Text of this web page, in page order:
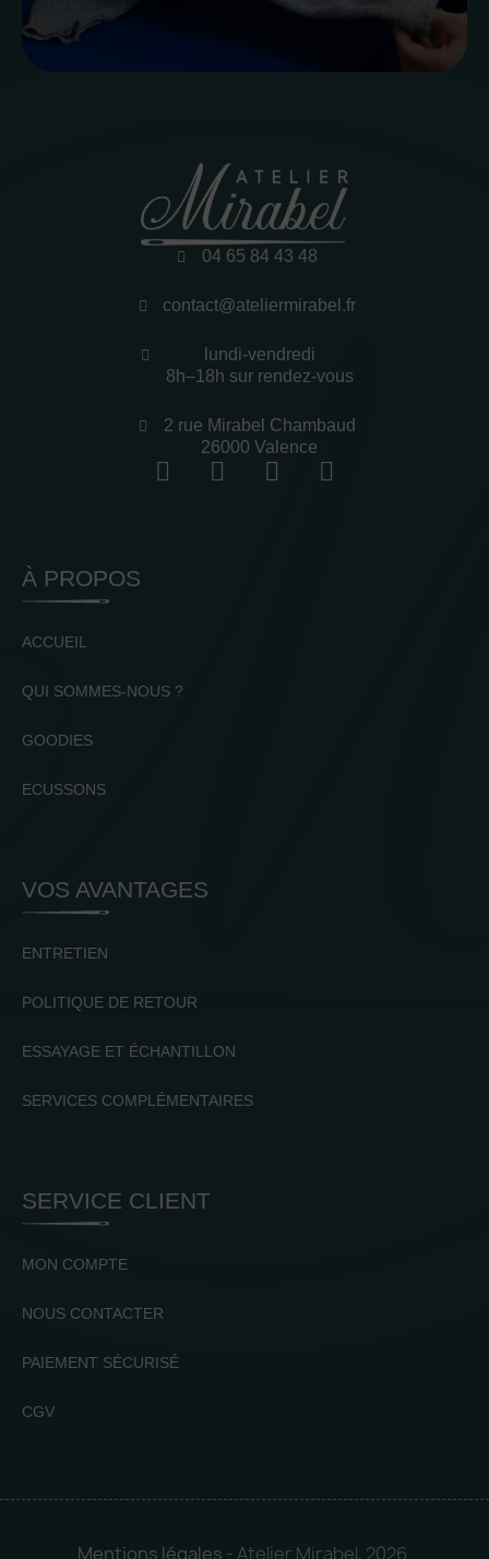
04 65 84 43 48
contact@ateliermirabel.fr
lundi-vendredi
8h–18h sur rendez-vous
2 rue Mirabel Chambaud
26000 Valence
À PROPOS
ACCUEIL
QUI SOMMES-NOUS ?
GOODIES
ECUSSONS
VOS AVANTAGES
ENTRETIEN
POLITIQUE DE RETOUR
ESSAYAGE ET ÉCHANTILLON
SERVICES COMPLÉMENTAIRES
SERVICE CLIENT
MON COMPTE
NOUS CONTACTER
PAIEMENT SÉCURISÉ
CGV
Mentions légales - Atelier Mirabel, 2026.